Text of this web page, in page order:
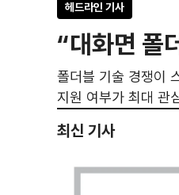
헤드라인 기사
“대화면 폴
폴더블 기술 경쟁이
지원 여부가 최대 관
답습하지 않기 위한
최신 기사